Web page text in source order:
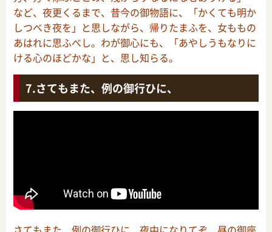
など、夜更くるまで、昔今の御物語に、「かくても明か
しつべき夜を」と思しながら、帰りたまふを、女ももの
あはれに思ふべし。わが御心にも、「あやしうもなりに
ける心のほどかな」と、思し知らる。
さてもまた、例の御行ひに、